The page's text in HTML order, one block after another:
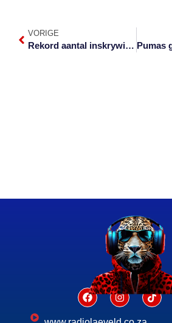
VORIGE
Rekord aantal inskrywings vir Saterdag se Elands-marathon